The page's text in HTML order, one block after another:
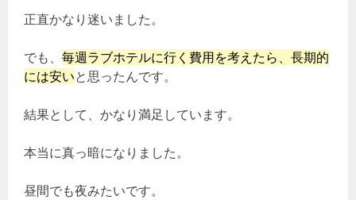
正直かなり迷いました。
でも、毎週ラブホテルに行く費用を考えたら、長期的
には安いと思ったんです。
結果として、かなり満足しています。
本当に真っ暗になりました。
昼間でも夜みたいです。